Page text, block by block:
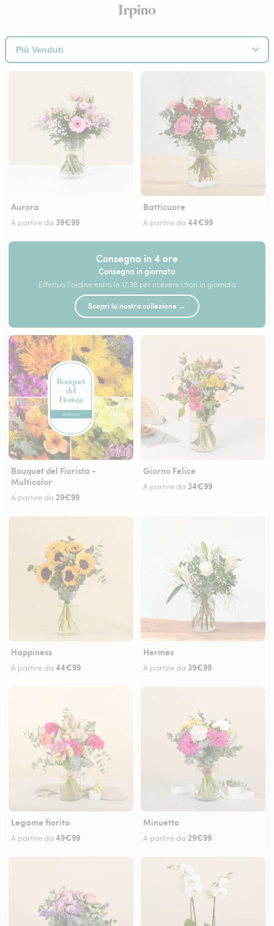
Irpino
Aurora
A partire da 39€99
Batticuore
A partire da 44€99
Consegna in 4 ore
Consegna in giornata
Effettua l'ordine entro le 17:30 per ricevere i fiori in giornata
Scopri la nostra collezione →
Bouquet del Fiorista -
Multicolor
A partire da 29€99
Giorno Felice
A partire da 34€99
Happiness
A partire da 44€99
Hermes
A partire da 39€99
Legame fiorito
A partire da 49€99
Minuetto
A partire da 29€99